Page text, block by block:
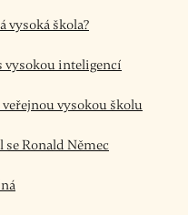
vysoká škola?
inteligencí
vysokou školu
Ronald Němec